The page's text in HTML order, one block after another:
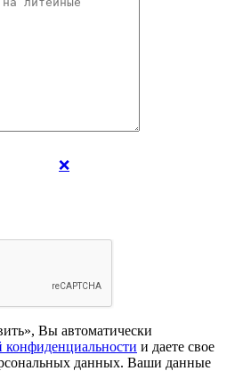
❌
Вы автоматически
конфиденциальности и даете свое
данных. Ваши данные